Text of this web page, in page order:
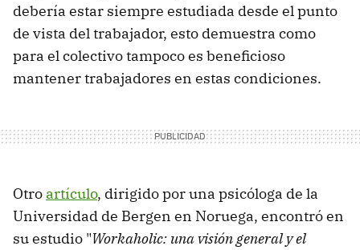
debería estar siempre estudiada desde el punto
de vista del trabajador, esto demuestra como
para el colectivo tampoco es beneficioso
mantener trabajadores en estas condiciones.
Otro artículo, dirigido por una psicóloga de la
Universidad de Bergen en Noruega, encontró en
su estudio "Workaholic: una visión general y el